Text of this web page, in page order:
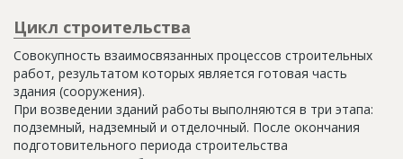
Цикл строительства
Совокупность взаимосвязанных процессов строительных
работ, результатом которых является готовая часть
здания (сооружения).
При возведении зданий работы выполняются в три этапа:
подземный, надземный и отделочный. После окончания
подготовительного периода строительства